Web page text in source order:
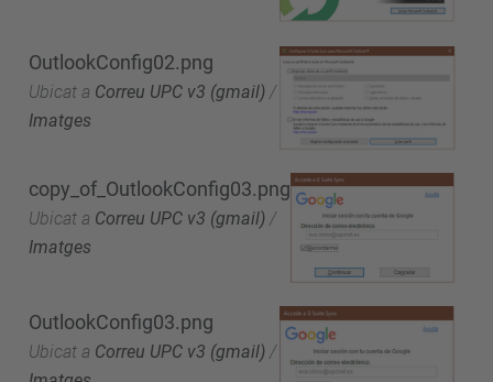
OutlookConfig02.png
Ubicat a Correu UPC v3 (gmail) /
Imatges
copy_of_OutlookConfig03.png
Ubicat a Correu UPC v3 (gmail) /
Imatges
OutlookConfig03.png
Ubicat a Correu UPC v3 (gmail) /